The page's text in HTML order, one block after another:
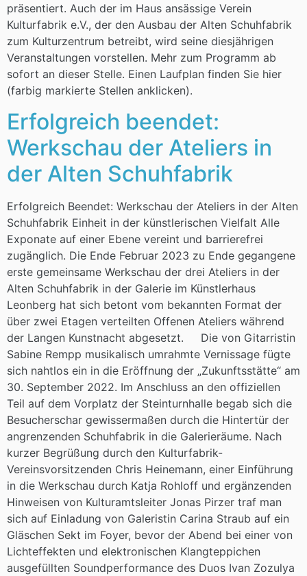
präsentiert. Auch der im Haus ansässige Verein
Kulturfabrik e.V., der den Ausbau der Alten Schuhfabrik
zum Kulturzentrum betreibt, wird seine diesjährigen
Veranstaltungen vorstellen. Mehr zum Programm ab
sofort an dieser Stelle. Einen Laufplan finden Sie hier
(farbig markierte Stellen anklicken).
Erfolgreich beendet:
Werkschau der Ateliers in
der Alten Schuhfabrik
Erfolgreich Beendet: Werkschau der Ateliers in der Alten
Schuhfabrik Einheit in der künstlerischen Vielfalt Alle
Exponate auf einer Ebene vereint und barrierefrei
zugänglich. Die Ende Februar 2023 zu Ende gegangene
erste gemeinsame Werkschau der drei Ateliers in der
Alten Schuhfabrik in der Galerie im Künstlerhaus
Leonberg hat sich betont vom bekannten Format der
über zwei Etagen verteilten Offenen Ateliers während
der Langen Kunstnacht abgesetzt. Die von Gitarristin
Sabine Rempp musikalisch umrahmte Vernissage fügte
sich nahtlos ein in die Eröffnung der „Zukunftsstätte“ am
30. September 2022. Im Anschluss an den offiziellen
Teil auf dem Vorplatz der Steinturnhalle begab sich die
Besucherschar gewissermaßen durch die Hintertür der
angrenzenden Schuhfabrik in die Galerieräume. Nach
kurzer Begrüßung durch den Kulturfabrik-
Vereinsvorsitzenden Chris Heinemann, einer Einführung
in die Werkschau durch Katja Rohloff und ergänzenden
Hinweisen von Kulturamtsleiter Jonas Pirzer traf man
sich auf Einladung von Galeristin Carina Straub auf ein
Gläschen Sekt im Foyer, bevor der Abend bei einer von
Lichteffekten und elektronischen Klangteppichen
ausgefüllten Soundperformance des Duos Ivan Zozulya